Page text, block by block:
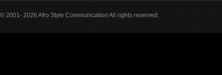
© 2001- 2026 Afro Style Communication All rights reserved.